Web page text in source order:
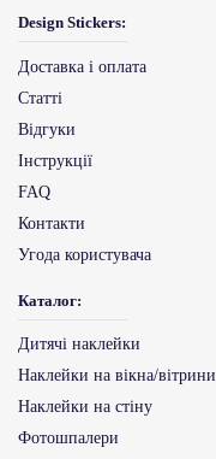
Design Stickers:
Доставка і оплата
Статті
Відгуки
Інструкції
FAQ
Контакти
Угода користувача
Каталог:
Дитячі наклейки
Наклейки на вікна/вітрини
Наклейки на стіну
Фотошпалери